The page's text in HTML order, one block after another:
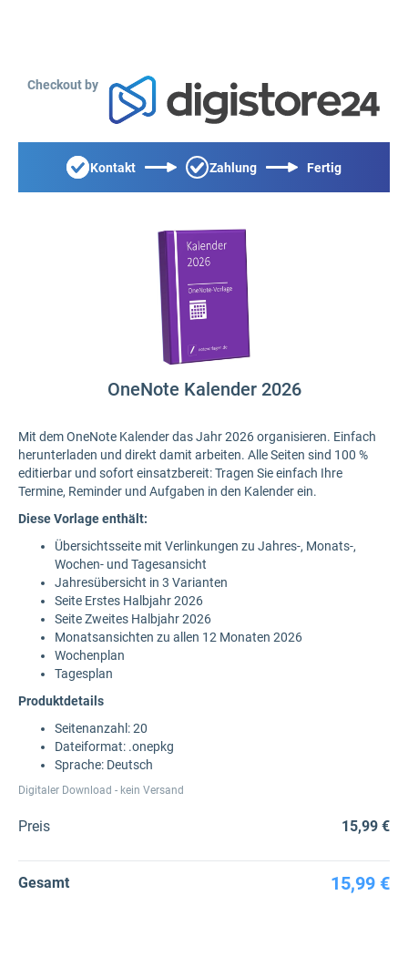
Checkout by
Kontakt Zahlung Fertig
OneNote Kalender 2026
Mit dem OneNote Kalender das Jahr 2026 organisieren. Einfach
herunterladen und direkt damit arbeiten. Alle Seiten sind 100 %
editierbar und sofort einsatzbereit: Tragen Sie einfach Ihre
Termine, Reminder und Aufgaben in den Kalender ein.
Diese Vorlage enthält:
Übersichtsseite mit Verlinkungen zu Jahres-, Monats-,
Wochen- und Tagesansicht
Jahresübersicht in 3 Varianten
Seite Erstes Halbjahr 2026
Seite Zweites Halbjahr 2026
Monatsansichten zu allen 12 Monaten 2026
Wochenplan
Tagesplan
Produktdetails
Seitenanzahl: 20
Dateiformat: .onepkg
Sprache: Deutsch
Digitaler Download - kein Versand
Preis 15,99 €
Gesamt 15,99 €